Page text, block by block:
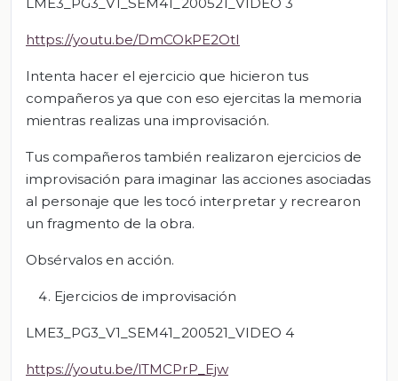
https://youtu.be/DmCOkPE2OtI
Intenta hacer el ejercicio que hicieron tus
compañeros ya que con eso ejercitas la memoria
mientras realizas una improvisación.
Tus compañeros también realizaron ejercicios de
improvisación para imaginar las acciones asociadas
al personaje que les tocó interpretar y recrearon
un fragmento de la obra.
Obsérvalos en acción.
Ejercicios de improvisación
LME3_PG3_V1_SEM41_200521_VIDEO 4
https://youtu.be/lTMCPrP_Ejw